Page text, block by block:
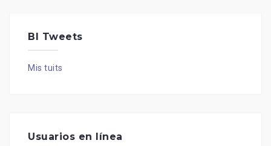
BI Tweets
Mis tuits
Usuarios en línea